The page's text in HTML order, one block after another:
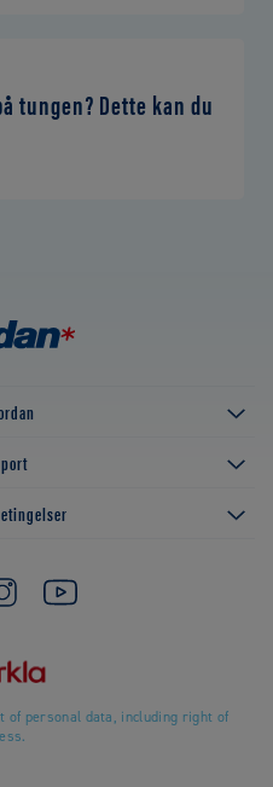
tungen? Dette kan du
of personal data, including right of